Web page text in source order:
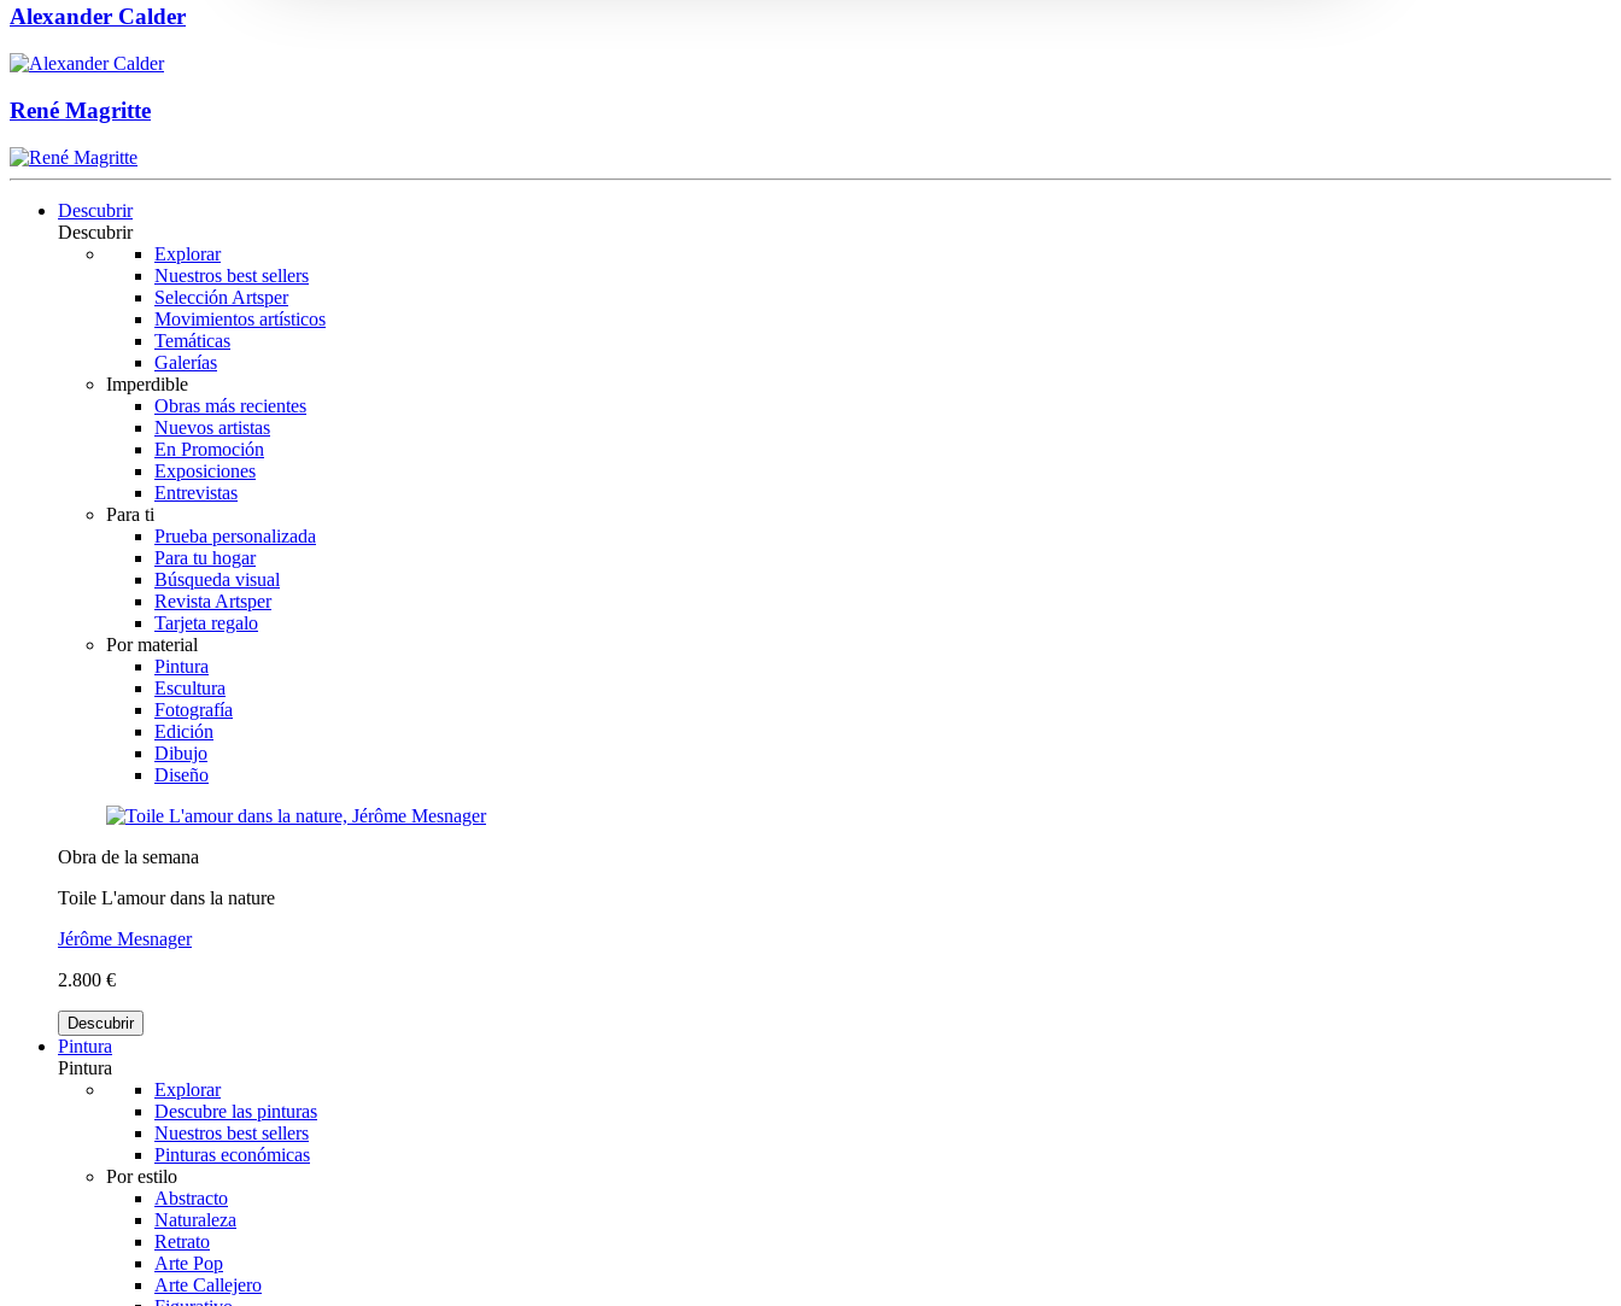
Alexander Calder
René Magritte
Descubrir
Descubrir
Explorar
Nuestros best sellers
Selección Artsper
Movimientos artísticos
Temáticas
Galerías
Imperdible
Obras más recientes
Nuevos artistas
En Promoción
Exposiciones
Entrevistas
Para ti
Prueba personalizada
Para tu hogar
Búsqueda visual
Revista Artsper
Tarjeta regalo
Por material
Pintura
Escultura
Fotografía
Edición
Dibujo
Diseño
Obra de la semana
Toile L'amour dans la nature
Jérôme Mesnager
2.800 €
Descubrir
Pintura
Pintura
Explorar
Descubre las pinturas
Nuestros best sellers
Pinturas económicas
Por estilo
Abstracto
Naturaleza
Retrato
Arte Pop
Arte Callejero